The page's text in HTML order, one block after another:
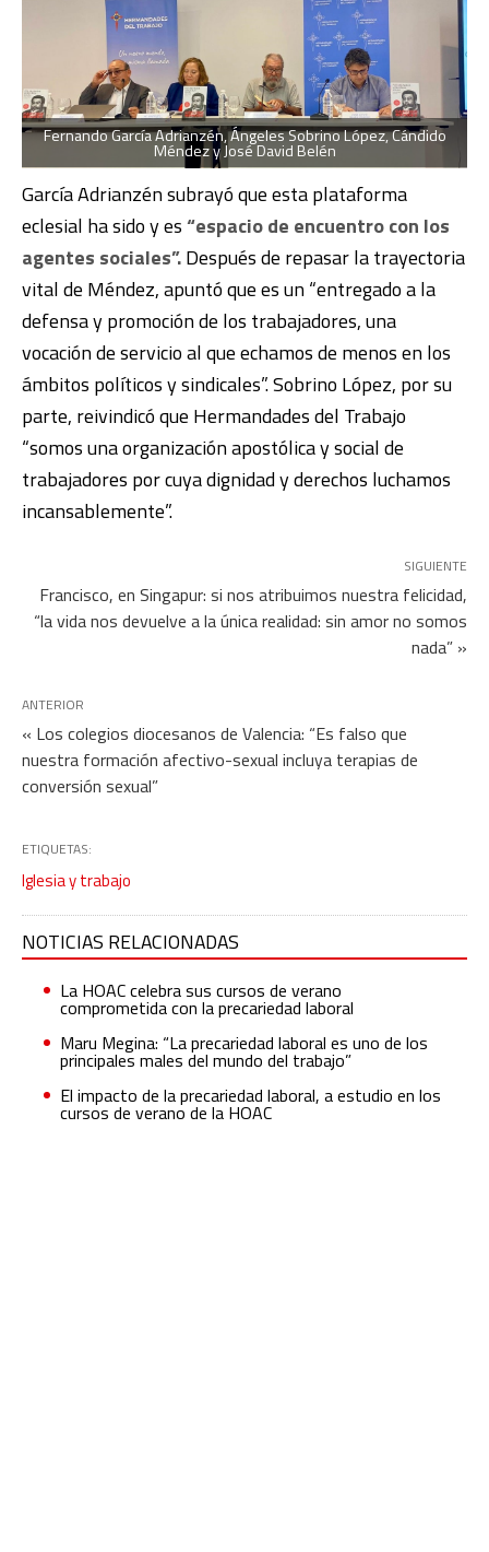
Fernando García Adrianzén, Ángeles Sobrino López, Cándido
Méndez y José David Belén
García Adrianzén subrayó que esta plataforma
eclesial ha sido y es“espacio de encuentro con los
agentes sociales”.Después de repasar la trayectoria
vital de Méndez, apuntó que es un “entregado a la
defensa y promoción de los trabajadores, una
vocación de servicio al que echamos de menos en los
ámbitos políticos y sindicales”. Sobrino López, por su
parte, reivindicó que Hermandades del Trabajo
“somos una organización apostólica y social de
trabajadores por cuya dignidad y derechos luchamos
incansablemente”.
SIGUIENTE
Francisco, en Singapur: si nos atribuimos nuestra felicidad,
“la vida nos devuelve a la única realidad: sin amor no somos
nada” »
ANTERIOR
« Los colegios diocesanos de Valencia: “Es falso que
nuestra formación afectivo-sexual incluya terapias de
conversión sexual”
ETIQUETAS:
Iglesia y trabajo
NOTICIAS RELACIONADAS
La HOAC celebra sus cursos de verano
comprometida con la precariedad laboral
Maru Megina: “La precariedad laboral es uno de los
principales males del mundo del trabajo”
El impacto de la precariedad laboral, a estudio en los
cursos de verano de la HOAC